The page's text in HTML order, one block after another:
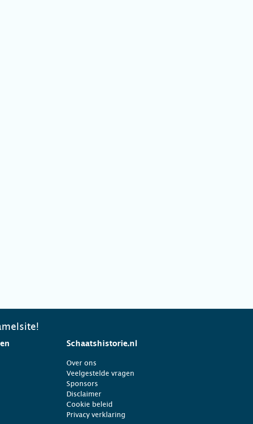
Schaatshistorie.nl
Over ons
Veelgestelde vragen
Sponsors
Disclaimer
Cookie beleid
Privacy verklaring